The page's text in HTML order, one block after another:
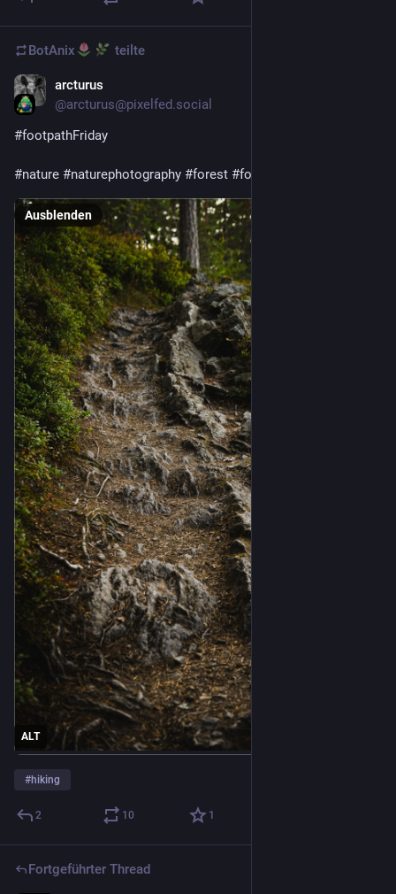
BotAnix teilte
arcturus
@arcturus@pixelfed.social
#footpathFriday
#nature #naturephotography #forest #footpath
ALT
Ausblenden
#hiking
2 10 1
Fortgeführter Thread